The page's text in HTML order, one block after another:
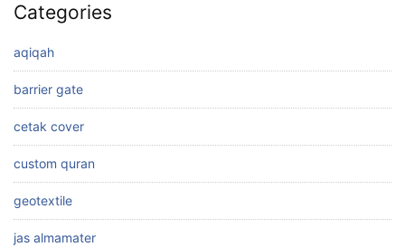
Categories
aqiqah
barrier gate
cetak cover
custom quran
geotextile
jas almamater